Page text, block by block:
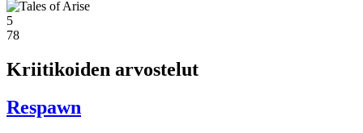
5
78
Kriitikoiden arvostelut
Respawn